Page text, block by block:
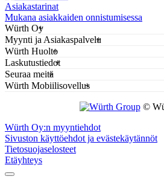
Asiakastarinat
Mukana asiakkaiden onnistumisessa
©
Würth Oy:n myyntiehdot
Sivuston käyttöehdot ja evästekäytännöt
Tietosuojaselosteet
Etäyhteys
Würth Oy
Myynti ja Asiakaspalvelu
Würth Huolto
Laskutustiedot
Seuraa meitä
Würth Mobiilisovellus